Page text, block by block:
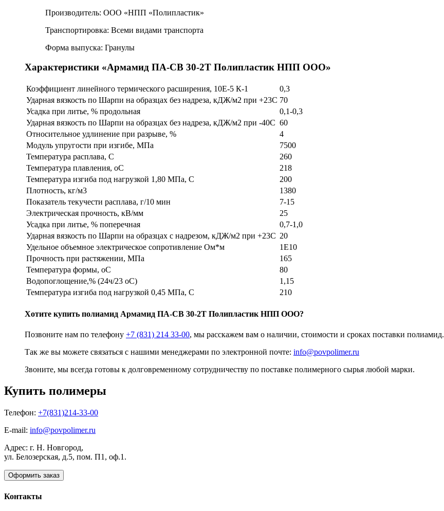
Производитель: ООО «НПП «Полипластик»
Транспортировка: Всеми видами транспорта
Форма выпуска: Гранулы
Характеристики «Армамид ПА-СВ 30-2Т Полипластик НПП ООО»
Коэффициент линейного термического расширения, 10Е-5 К-1
0,3
Ударная вязкость по Шарпи на образцах без надреза, кДЖ/м2 при +23С 70
Усадка при литье, % продольная
0,1-0,3
Ударная вязкость по Шарпи на образцах без надреза, кДЖ/м2 при -40С 60
Относительное удлинение при разрыве, %
4
Модуль упругости при изгибе, МПа
7500
Температура расплава, С
260
Температура плавления, оС
218
Температура изгиба под нагрузкой 1,80 МПа, С
200
Плотность, кг/м3
1380
Показатель текучести расплава, г/10 мин
7-15
Электрическая прочность, кВ/мм
25
Усадка при литье, % поперечная
0,7-1,0
Ударная вязкость по Шарпи на образцах с надрезом, кДЖ/м2 при +23С 20
Удельное объемное электрическое сопротивление Ом*м
1Е10
Прочность при растяжении, МПа
165
Температура формы, оС
80
Водопоглощение,% (24ч/23 оС)
1,15
Температура изгиба под нагрузкой 0,45 МПа, С
210
Хотите купить полиамид Армамид ПА-СВ 30-2Т Полипластик НПП ООО?
Позвоните нам по телефону +7 (831) 214 33-00, мы расскажем вам о наличии, стоимости и сроках поставки полиамид.
Так же вы можете связаться с нашими менеджерами по электронной почте: info@povpolimer.ru
Звоните, мы всегда готовы к долговременному сотрудничеству по поставке полимерного сырья любой марки.
Купить полимеры
Телефон: +7(831)214-33-00
E-mail: info@povpolimer.ru
Адрес: г. Н. Новгород,
ул. Белозерская, д.5, пом. П1, оф.1.
Оформить заказ
Контакты